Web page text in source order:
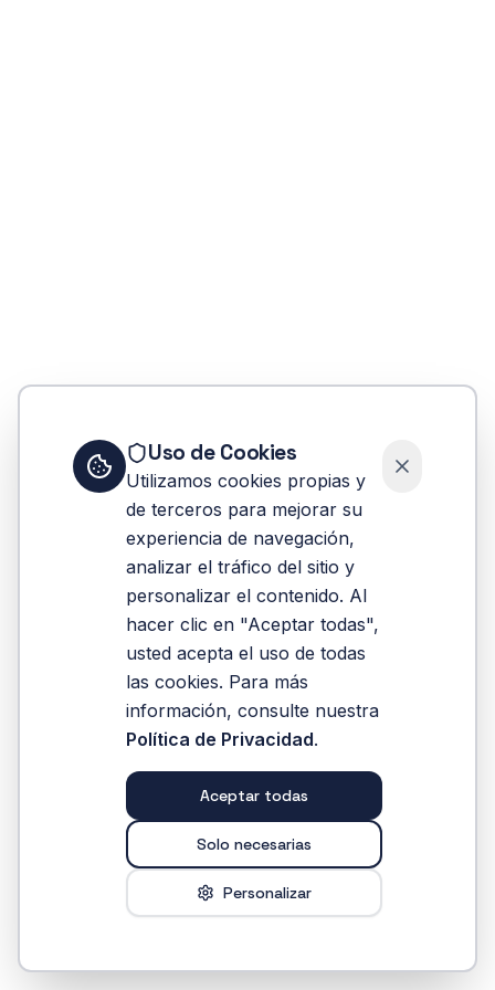
Uso de Cookies
Utilizamos cookies propias y
de terceros para mejorar su
experiencia de navegación,
analizar el tráfico del sitio y
personalizar el contenido. Al
hacer clic en "Aceptar todas",
usted acepta el uso de todas
las cookies. Para más
información, consulte nuestra
Política de Privacidad.
Aceptar todas
Solo necesarias
Personalizar
404
Oops! Página no encontrada
Volver al Inicio